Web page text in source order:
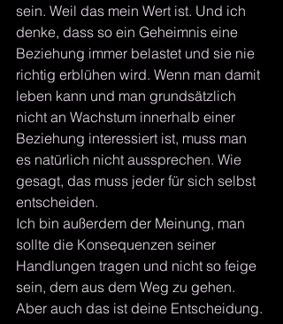
sein. Weil das mein Wert ist. Und ich
denke, dass so ein Geheimnis eine
Beziehung immer belastet und sie nie
richtig erblühen wird. Wenn man damit
leben kann und man grundsätzlich
nicht an Wachstum innerhalb einer
Beziehung interessiert ist, muss man
es natürlich nicht aussprechen. Wie
gesagt, das muss jeder für sich selbst
entscheiden.
Ich bin außerdem der Meinung, man
sollte die Konsequenzen seiner
Handlungen tragen und nicht so feige
sein, dem aus dem Weg zu gehen.
Aber auch das ist deine Entscheidung.